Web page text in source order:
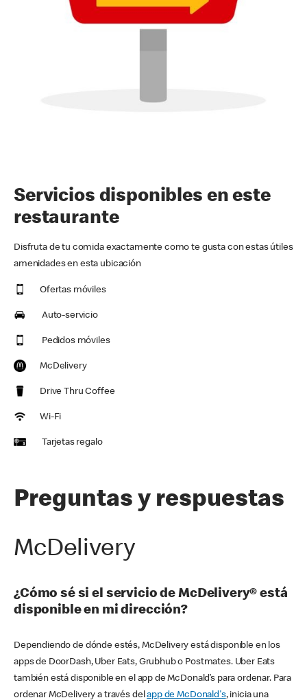
Servicios disponibles en este
restaurante
Disfruta de tu comida exactamente como te gusta con estas útiles
amenidades en esta ubicación
Ofertas móviles
Auto-servicio
Pedidos móviles
McDelivery
Drive Thru Coffee
Wi-Fi
Tarjetas regalo
Preguntas y respuestas
McDelivery
¿Cómo sé si el servicio de McDelivery® está
disponible en mi dirección?
Dependiendo de dónde estés, McDelivery está disponible en los
apps de DoorDash, Uber Eats, Grubhub o Postmates. Uber Eats
también está disponible en el app de McDonald’s para ordenar. Para
ordenar McDelivery a través delapp de McDonald's, inicia una